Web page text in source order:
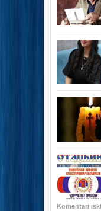
Komentari